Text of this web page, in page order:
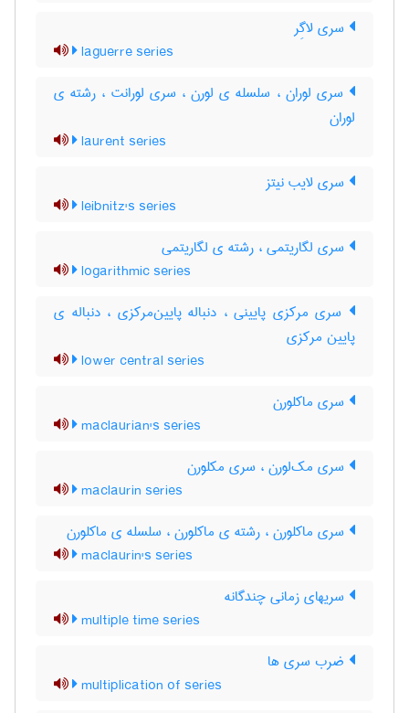
سری لاگِر
laguerre series
سری لوران ، سلسله ی لورن ، سری لورانت ، رشته ی
لوران
laurent series
سری لایب نیتز
leibnitz's series
سری لگاریتمی ، رشته ی لگاریتمی
logarithmic series
سری مرکزی پایینی ، دنباله پایین‌مرکزی ، دنباله ی
پایین مرکزی
lower central series
سری ماکلورن
maclaurian's series
سری مک‌لورن ، سری مکلورن
maclaurin series
سری ماکلورن ، رشته ی ماکلورن ، سلسله ی ماکلورن
maclaurin's series
سریهای زمانی چندگانه
multiple time series
ضرب سری ها
multiplication of series